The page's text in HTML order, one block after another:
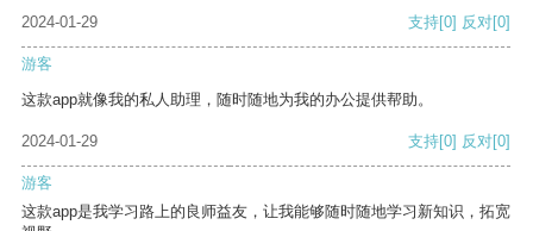
2024-01-29 支持[0] 反对[0]
游客
这款app就像我的私人助理，随时随地为我的办公提供帮助。
2024-01-29 支持[0] 反对[0]
游客
这款app是我学习路上的良师益友，让我能够随时随地学习新知识，拓宽